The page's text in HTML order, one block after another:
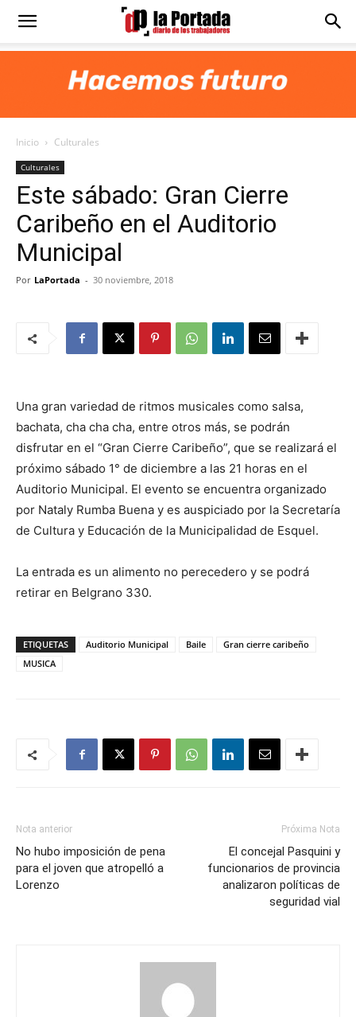
Diario
Portada
Inicio Culturales
Culturales
Este sábado: Gran Cierre
Caribeño en el Auditorio
Municipal
Por LaPortada - 30 noviembre, 2018
Una gran variedad de ritmos musicales como salsa,
bachata, cha cha cha, entre otros más, se podrán
disfrutar en el “Gran Cierre Caribeño”, que se realizará el
próximo sábado 1° de diciembre a las 21 horas en el
Auditorio Municipal. El evento se encuentra organizado
por Nataly Rumba Buena y es auspiciado por la Secretaría
de Cultura y Educación de la Municipalidad de Esquel.
La entrada es un alimento no perecedero y se podrá
retirar en Belgrano 330.
ETIQUETAS Auditorio Municipal Baile
Gran cierre caribeño
MUSICA
Nota anterior
No hubo imposición de pena
para el joven que atropelló a
Lorenzo
Próxima Nota
El concejal Pasquini y
funcionarios de provincia
analizaron políticas de
seguridad vial